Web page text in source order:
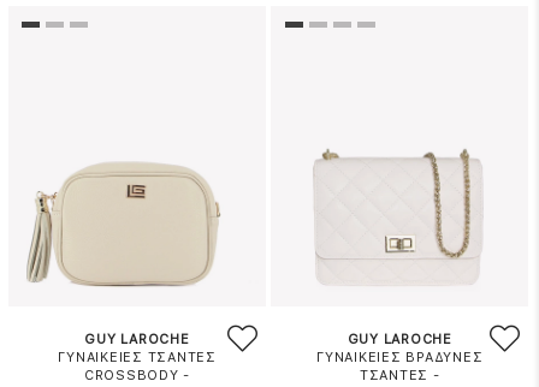
GUY LAROCHE
ΓΥΝΑΙΚΕΙΕΣ ΤΣΑΝΤΕΣ
CROSSBODY -
GUY LAROCHE
ΓΥΝΑΙΚΕΙΕΣ ΒΡΑΔΥΝΕΣ
ΤΣΑΝΤΕΣ -